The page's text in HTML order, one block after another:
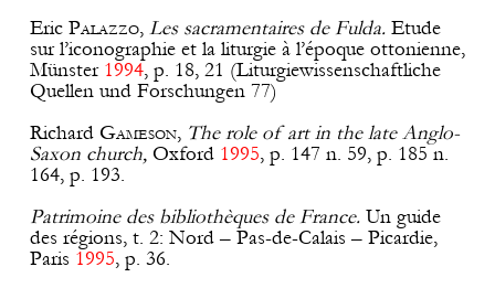
Eric Palazzo, Les sacramentaires de Fulda. Etude
sur l’iconographie et la liturgie à l’époque ottonienne,
Münster 1994, p. 18, 21 (Liturgiewissenschaftliche
Quellen und Forschungen 77)
Richard Gameson, The role of art in the late Anglo-
Saxon church, Oxford 1995, p. 147 n. 59, p. 185 n.
164, p. 193.
Patrimoine des bibliothèques de France. Un guide
des régions, t. 2: Nord – Pas-de-Calais – Picardie,
Paris 1995, p. 36.